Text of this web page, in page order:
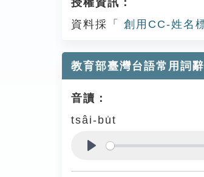
授權資訊：
資料採「
創用CC-姓名
教育部臺灣台語常用詞
音讀：
tsâi-bu̍t